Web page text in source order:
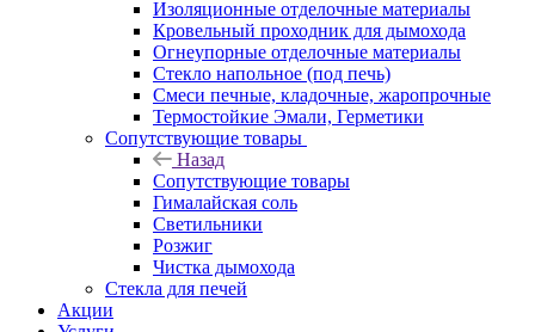
Изоляционные отделочные материалы
Кровельный проходник для дымохода
Огнеупорные отделочные материалы
Стекло напольное (под печь)
Смеси печные, кладочные, жаропрочные
Термостойкие Эмали, Герметики
Сопутствующие товары
Назад
Сопутствующие товары
Гималайская соль
Светильники
Розжиг
Чистка дымохода
Стекла для печей
Акции